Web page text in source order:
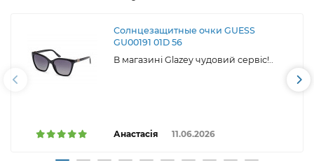
Солнцезащитные очки GUESS
GU00191 01D 56
В магазині Glazey чудовий сервіс!..
Анастасія 11.06.2026